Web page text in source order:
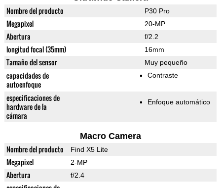
Nombre del producto P30 Pro
Megapixel 20-MP
Abertura f/2.2
longitud focal (35mm) 16mm
Tamaño del sensor Muy pequeño
capacidades de
autoenfoque
Contraste
especificaciones de
hardware de la
cámara
Enfoque automático
Macro Camera
Nombre del producto Find X5 Lite
Megapixel 2-MP
Abertura f/2.4